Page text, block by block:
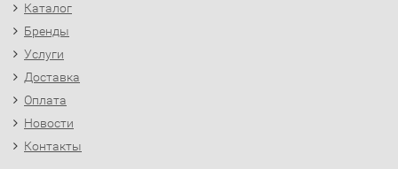
Каталог
Бренды
Услуги
Доставка
Оплата
Новости
Контакты